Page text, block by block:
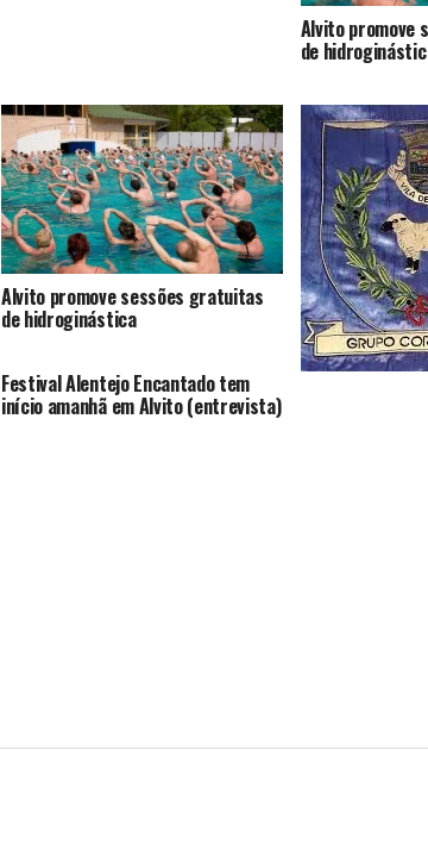
Alvito promove
de
Alvito promove sessões gratuitas
de hidroginástica
Festival Alentejo Encantado tem
início amanhã em Alvito (entrevista)